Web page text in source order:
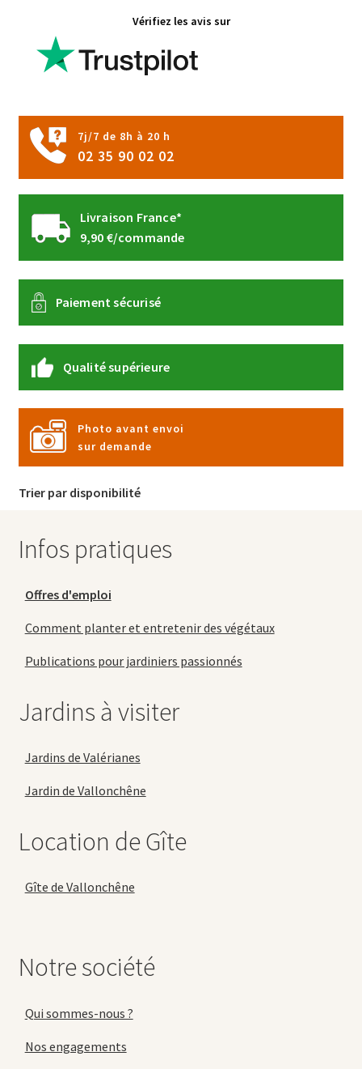
Vérifiez les avis sur
7j/7 de 8h à 20 h
02 35 90 02 02
Livraison France*
9,90 €/commande
Paiement sécurisé
Qualité supérieure
Photo avant envoi
sur demande
Trier par disponibilité
Infos pratiques
Offres d'emploi
Comment planter et entretenir des végétaux
Publications pour jardiniers passionnés
Jardins à visiter
Jardins de Valérianes
Jardin de Vallonchêne
Location de Gîte
Gîte de Vallonchêne
Notre société
Qui sommes-nous ?
Nos engagements